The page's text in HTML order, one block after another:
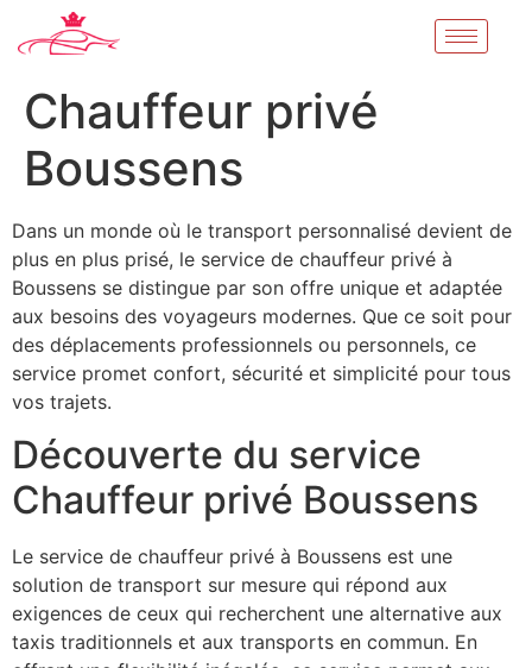
Chauffeur privé
Boussens
Dans un monde où le transport personnalisé devient de
plus en plus prisé, le service de chauffeur privé à
Boussens se distingue par son offre unique et adaptée
aux besoins des voyageurs modernes. Que ce soit pour
des déplacements professionnels ou personnels, ce
service promet confort, sécurité et simplicité pour tous
vos trajets.
Découverte du service
Chauffeur privé Boussens
Le service de chauffeur privé à Boussens est une
solution de transport sur mesure qui répond aux
exigences de ceux qui recherchent une alternative aux
taxis traditionnels et aux transports en commun. En